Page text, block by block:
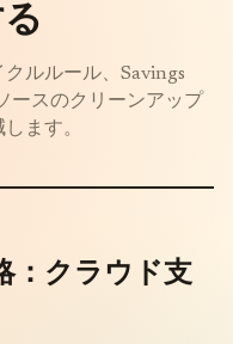
ルルール、Savings
ースのクリーンアップ
ます。
：クラウド支